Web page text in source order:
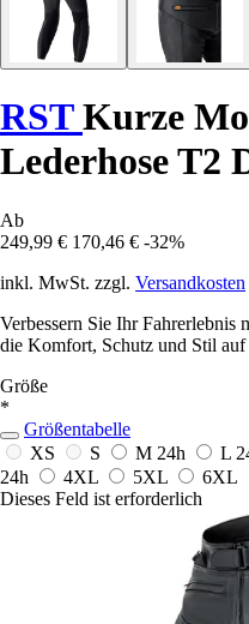
RSTKurze
Lederhose T2
Ab
249,99 € 170,46 € -32%
inkl. MwSt. zzgl. Versandkosten
Verbessern Sie Ihr
die Komfort, Schutz und Stil auf
Größe
*
Größentabelle
XS
S M 24h L
24h
4XL 5XL
6XL
Dieses Feld ist erforderlich